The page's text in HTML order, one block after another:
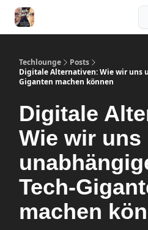
Techlounge
Posts
Digitale Alternativen: Wie wir uns
Giganten machen können
Digitale
Wie wir uns
Tech-
machen